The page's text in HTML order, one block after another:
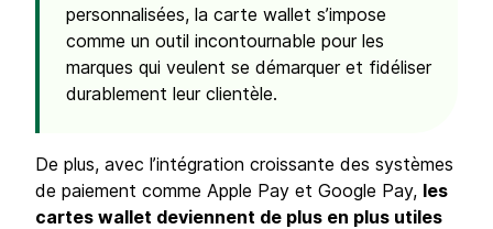
personnalisées, la carte wallet s’impose
comme un outil incontournable pour les
marques qui veulent se démarquer et fidéliser
durablement leur clientèle.
De plus, avec l’intégration croissante des systèmes
de paiement comme Apple Pay et Google Pay, les
cartes wallet deviennent de plus en plus utiles